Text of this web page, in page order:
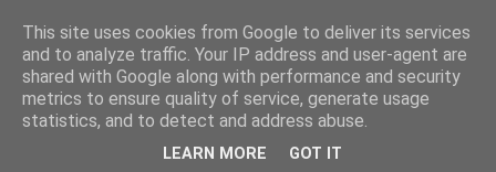
This site uses cookies from Google to deliver its services
and to analyze traffic. Your IP address and user-agent are
shared with Google along with performance and security
metrics to ensure quality of service, generate usage
statistics, and to detect and address abuse.
LEARN MORE GOT IT